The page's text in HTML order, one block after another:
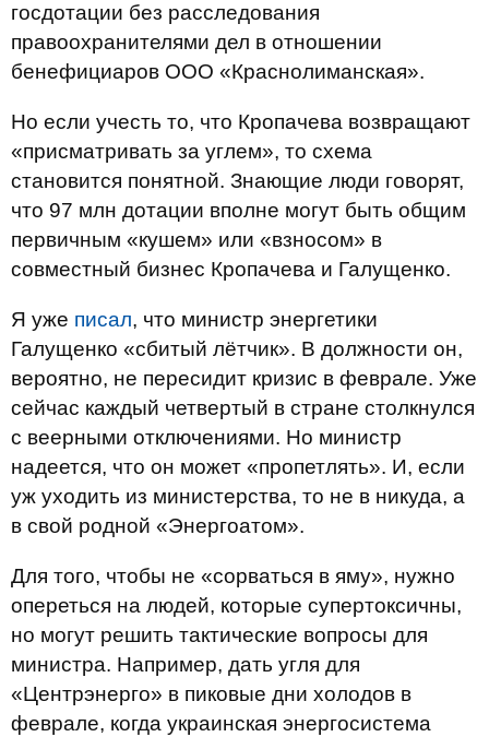
госдотации без расследования
правоохранителями дел в отношении
бенефициаров ООО «Краснолиманская».
Но если учесть то, что Кропачева возвращают
«присматривать за углем», то схема
становится понятной. Знающие люди говорят,
что 97 млн дотации вполне могут быть общим
первичным «кушем» или «взносом» в
совместный бизнес Кропачева и Галущенко.
Я уже писал, что министр энергетики
Галущенко «сбитый лётчик». В должности он,
вероятно, не пересидит кризис в феврале. Уже
сейчас каждый четвертый в стране столкнулся
с веерными отключениями. Но министр
надеется, что он может «пропетлять». И, если
уж уходить из министерства, то не в никуда, а
в свой родной «Энергоатом».
Для того, чтобы не «сорваться в яму», нужно
опереться на людей, которые супертоксичны,
но могут решить тактические вопросы для
министра. Например, дать угля для
«Центрэнерго» в пиковые дни холодов в
феврале, когда украинская энергосистема